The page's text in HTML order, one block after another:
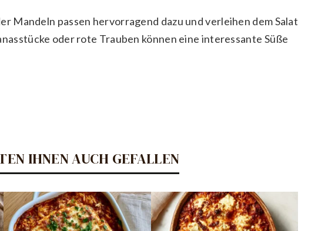
Mandeln passen hervorragend dazu und verleihen dem Salat
oder rote Trauben können eine interessante Süße
IHNEN AUCH GEFALLEN